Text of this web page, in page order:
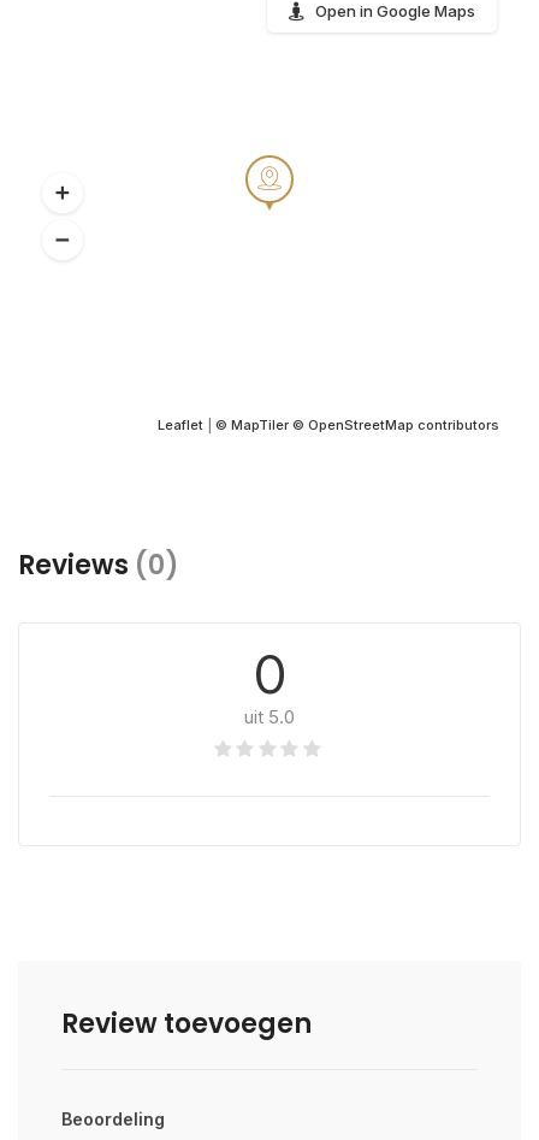
Leaflet © MapTiler © OpenStreetMap contributors
Open in Google Maps
Reviews (0)
0
uit 5.0
Review toevoegen
Beoordeling